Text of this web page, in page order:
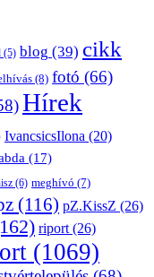
(5) blog (39) cikk
(8) fotó (66)
Hírek
IvancsicsIlona (20)
(17)
(6) meghívó (7)
(116) pZ.KissZ (26)
riport(26)
(1069)